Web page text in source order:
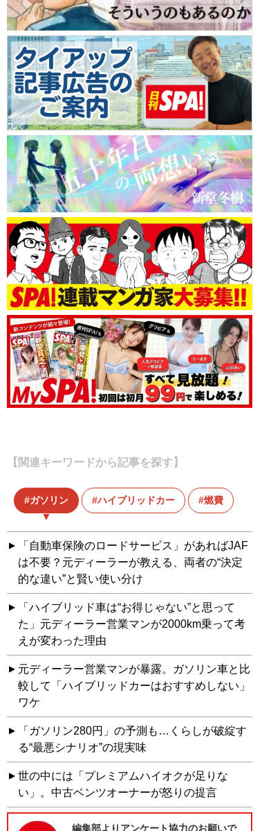
【関連キーワードから記事を探す】
ガソリン ハイブリッドカー 燃費
「自動車保険のロードサービス」があればJAF
は不要？元ディーラーが教える、両者の“決定
的な違い”と賢い使い分け
「ハイブリッド車は“お得じゃない”と思って
た」元ディーラー営業マンが2000km乗って考
えが変わった理由
元ディーラー営業マンが暴露。ガソリン車と比
較して「ハイブリッドカーはおすすめしない」
ワケ
「ガソリン280円」の予測も…くらしが破綻す
る“最悪シナリオ”の現実味
世の中には「プレミアムハイオクが足りな
い」。中古ベンツオーナーが怒りの提言